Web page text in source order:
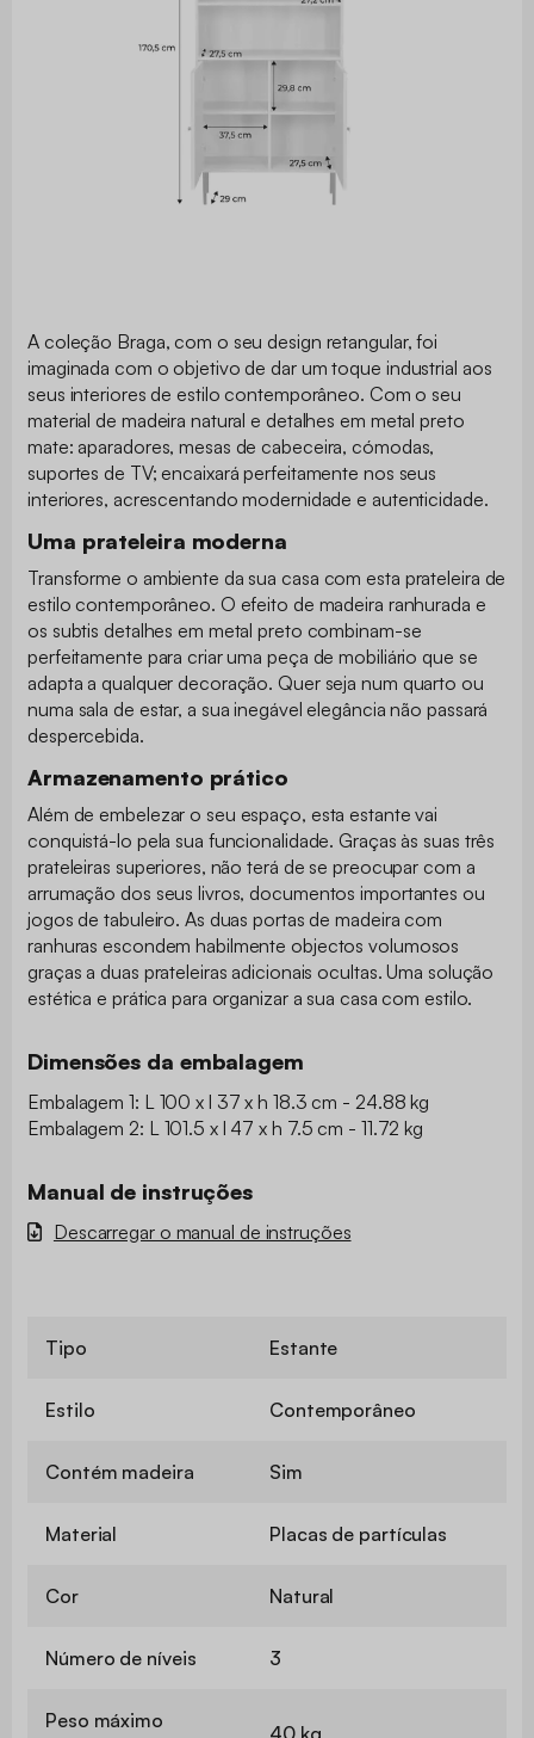
A coleção Braga, com o seu design retangular, foi
imaginada com o objetivo de dar um toque industrial aos
seus interiores de estilo contemporâneo. Com o seu
material de madeira natural e detalhes em metal preto
mate: aparadores, mesas de cabeceira, cómodas,
suportes de TV; encaixará perfeitamente nos seus
interiores, acrescentando modernidade e autenticidade.
Uma prateleira moderna
Transforme o ambiente da sua casa com esta prateleira de
estilo contemporâneo. O efeito de madeira ranhurada e
os subtis detalhes em metal preto combinam-se
perfeitamente para criar uma peça de mobiliário que se
adapta a qualquer decoração. Quer seja num quarto ou
numa sala de estar, a sua inegável elegância não passará
despercebida.
Armazenamento prático
Além de embelezar o seu espaço, esta estante vai
conquistá-lo pela sua funcionalidade. Graças às suas três
prateleiras superiores, não terá de se preocupar com a
arrumação dos seus livros, documentos importantes ou
jogos de tabuleiro. As duas portas de madeira com
ranhuras escondem habilmente objectos volumosos
graças a duas prateleiras adicionais ocultas. Uma solução
estética e prática para organizar a sua casa com estilo.
Dimensões da embalagem
Embalagem 1: L 100 x l 37 x h 18.3 cm - 24.88 kg
Embalagem 2: L 101.5 x l 47 x h 7.5 cm - 11.72 kg
Manual de instruções
Descarregar o manual de instruções
Tipo Estante
Estilo Contemporâneo
Contém madeira Sim
Material Placas de partículas
Cor Natural
Número de níveis 3
Peso máximo
40 kg